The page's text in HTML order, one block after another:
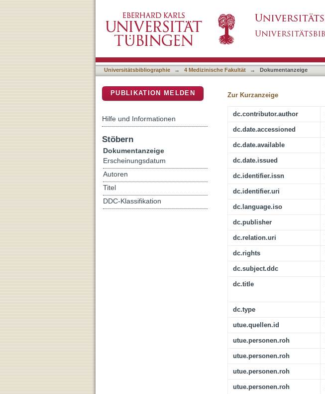
Universitätsbibliographie → 4 Medizinische Fakultät → Dokumentanzeige
Zur Kurzanzeige
dc.contributor.author
dc.date.accessioned
dc.date.available
dc.date.issued
dc.identifier.issn
dc.identifier.uri
dc.language.iso
dc.publisher
dc.relation.uri
dc.rights
dc.subject.ddc
dc.title
dc.type
utue.quellen.id
utue.personen.roh
utue.personen.roh
utue.personen.roh
utue.personen.roh
PUBLIKATION MELDEN
Hilfe und Informationen
Stöbern
Dokumentanzeige
Erscheinungsdatum
Autoren
Titel
DDC-Klassifikation